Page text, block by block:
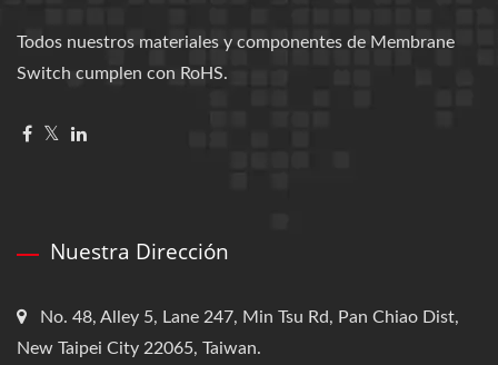
Todos nuestros materiales y componentes de Membrane
Switch cumplen con RoHS.
Nuestra Dirección
No. 48, Alley 5, Lane 247, Min Tsu Rd, Pan Chiao Dist,
New Taipei City 22065, Taiwan.